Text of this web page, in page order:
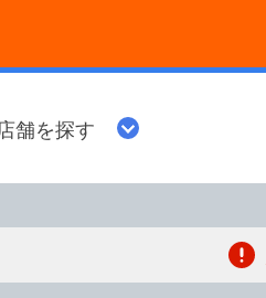
舗を探す